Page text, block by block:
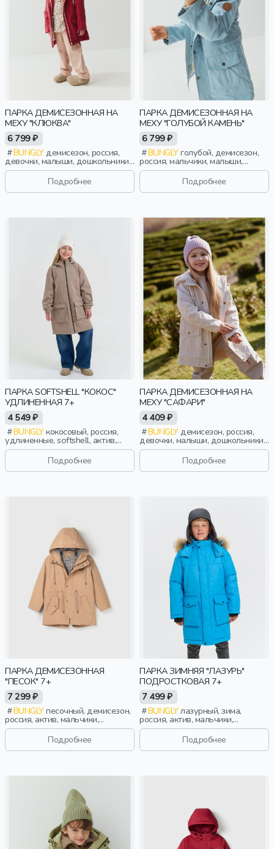
ПАРКА ДЕМИСЕЗОННАЯ НА
МЕХУ "КЛЮКВА"
6 799 ₽
BUNGLYдемисезон, россия,
девочки, малыши, дошкольники,
дети
Подробнее
ПАРКА ДЕМИСЕЗОННАЯ НА
МЕХУ "ГОЛУБОЙ КАМЕНЬ"
6 799 ₽
BUNGLYголубой, демисезон,
россия, мальчики, малыши,
дошкольники, дети
Подробнее
ПАРКА SOFTSHELL "КОКОС"
УДЛИНЕННАЯ 7+
4 549 ₽
BUNGLYкокосовый, россия,
удлиненные, softshell, актив,
девочки, школьники, подростки,
Подробнее
ПАРКА ДЕМИСЕЗОННАЯ НА
МЕХУ "САФАРИ"
4 409 ₽
BUNGLYдемисезон, россия,
девочки, малыши, дошкольники,
дети
Подробнее
ПАРКА ДЕМИСЕЗОННАЯ
"ПЕСОК" 7+
7 299 ₽
BUNGLYпесочный, демисезон,
россия, актив, мальчики,
школьники, подростки, дети
Подробнее
ПАРКА ЗИМНЯЯ "ЛАЗУРЬ"
ПОДРОСТКОВАЯ 7+
7 499 ₽
BUNGLYлазурный, зима,
россия, актив, мальчики,
школьники, подростки, дети
Подробнее